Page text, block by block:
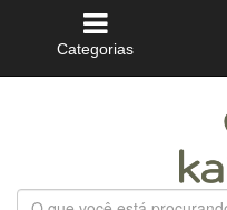
Categorias
O